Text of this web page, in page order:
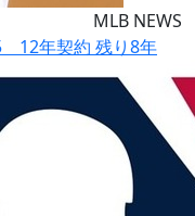
MLB NEWS
12年契約 残り8年